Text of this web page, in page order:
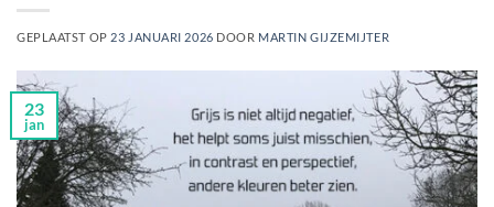
GEPLAATST OP 23 JANUARI 2026 DOOR MARTIN GIJZEMIJTER
23
jan